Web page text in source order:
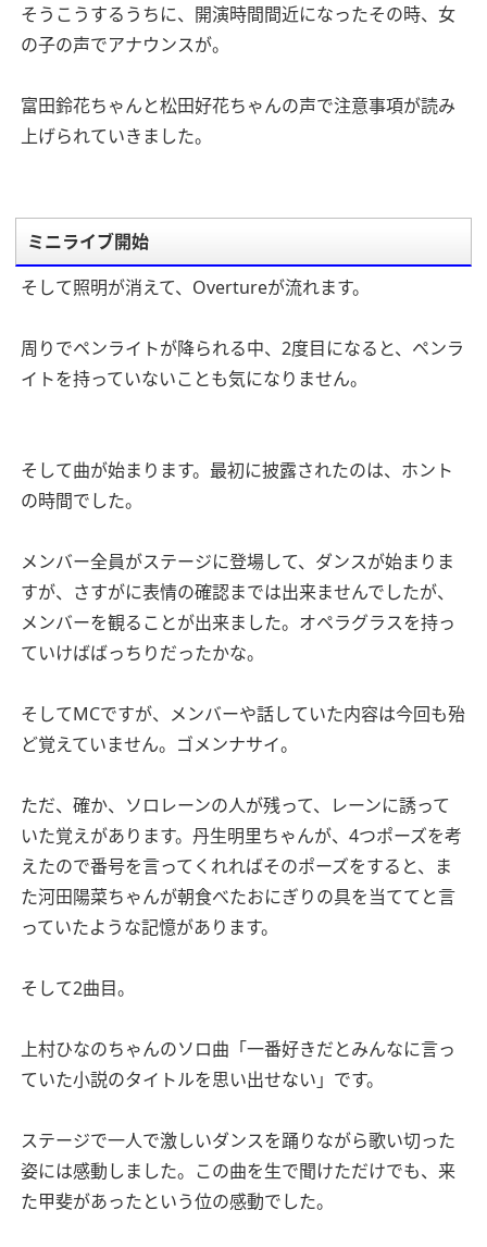
そうこうするうちに、開演時間間近になったその時、女
の子の声でアナウンスが。
富田鈴花ちゃんと松田好花ちゃんの声で注意事項が読み
上げられていきました。
ミニライブ開始
そして照明が消えて、Overtureが流れます。
周りでペンライトが降られる中、2度目になると、ペンラ
イトを持っていないことも気になりません。
そして曲が始まります。最初に披露されたのは、ホント
の時間でした。
メンバー全員がステージに登場して、ダンスが始まりま
すが、さすがに表情の確認までは出来ませんでしたが、
メンバーを観ることが出来ました。オペラグラスを持っ
ていけばばっちりだったかな。
そしてMCですが、メンバーや話していた内容は今回も殆
ど覚えていません。ゴメンナサイ。
ただ、確か、ソロレーンの人が残って、レーンに誘って
いた覚えがあります。丹生明里ちゃんが、4つポーズを考
えたので番号を言ってくれればそのポーズをすると、ま
た河田陽菜ちゃんが朝食べたおにぎりの具を当ててと言
っていたような記憶があります。
そして2曲目。
上村ひなのちゃんのソロ曲「一番好きだとみんなに言っ
ていた小説のタイトルを思い出せない」です。
ステージで一人で激しいダンスを踊りながら歌い切った
姿には感動しました。この曲を生で聞けただけでも、来
た甲斐があったという位の感動でした。